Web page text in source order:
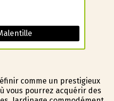
comme un prestigieux
vous pourrez acquérir des